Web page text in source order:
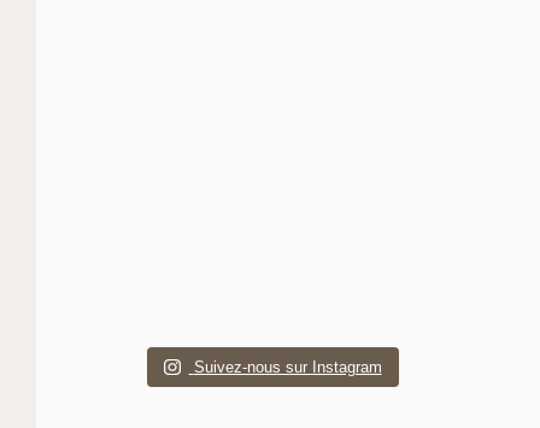
Suivez-nous sur Instagram